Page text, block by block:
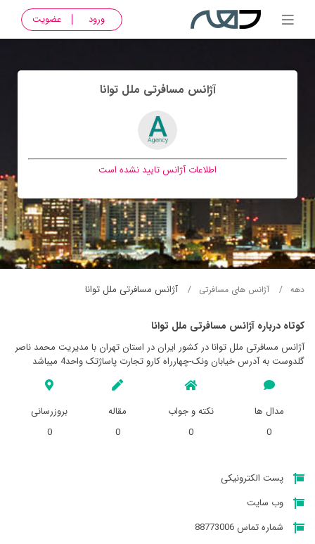
ورود عضویت
آژانس مسافرتی ملل توانا
اطلاعات آژانس تایید نشده است
دهه آژانس های مسافرتی آژانس مسافرتی ملل توانا
کوتاه درباره آژانس مسافرتی ملل توانا
آژانس مسافرتی ملل توانا در کشور ایران در استان تهران با مدیریت محمد ناصر
گلدوست به آدرس خیابان ونک-چهارراه کارو تجارت پاساژتک واحد4 میباشد
مدال ها
0
نکته و جواب
0
مقاله
0
بروزرسانی
0
پست الکترونیکی
وب سایت
شماره تماس 88773006